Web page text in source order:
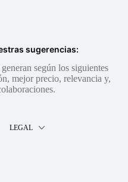
sugerencias:
según los siguientes
mejor precio, relevancia y,
LEGAL